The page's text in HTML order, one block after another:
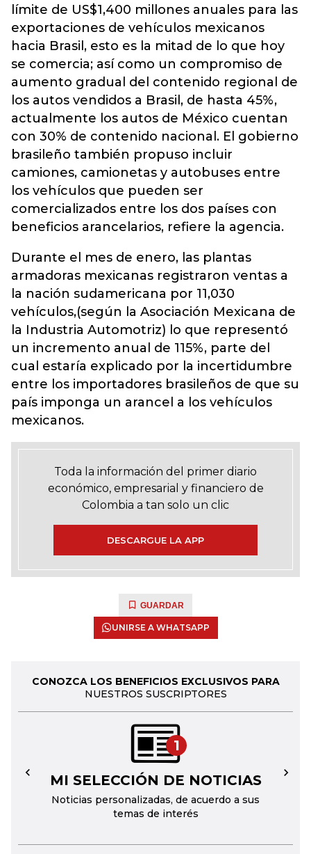
límite de US$1,400 millones anuales para las
exportaciones de vehículos mexicanos
hacia Brasil, esto es la mitad de lo que hoy
se comercia; así como un compromiso de
aumento gradual del contenido regional de
los autos vendidos a Brasil, de hasta 45%,
actualmente los autos de México cuentan
con 30% de contenido nacional. El gobierno
brasileño también propuso incluir
camiones, camionetas y autobuses entre
los vehículos que pueden ser
comercializados entre los dos países con
beneficios arancelarios, refiere la agencia.
Durante el mes de enero, las plantas
armadoras mexicanas registraron ventas a
la nación sudamericana por 11,030
vehículos,(según la Asociación Mexicana de
la Industria Automotriz) lo que representó
un incremento anual de 115%, parte del
cual estaría explicado por la incertidumbre
entre los importadores brasileños de que su
país imponga un arancel a los vehículos
mexicanos.
Toda la información del primer diario
económico, empresarial y financiero de
Colombia a tan solo un clic
DESCARGUE LA APP
GUARDAR
UNIRSE A WHATSAPP
CONOZCA LOS BENEFICIOS EXCLUSIVOS PARA
NUESTROS SUSCRIPTORES
1
MI SELECCIÓN DE NOTICIAS
Noticias personalizadas, de acuerdo a sus
temas de interés
← →